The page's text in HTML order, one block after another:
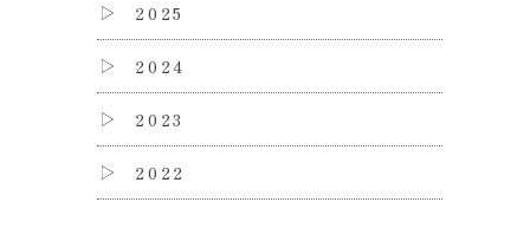
2025
2024
2023
2022